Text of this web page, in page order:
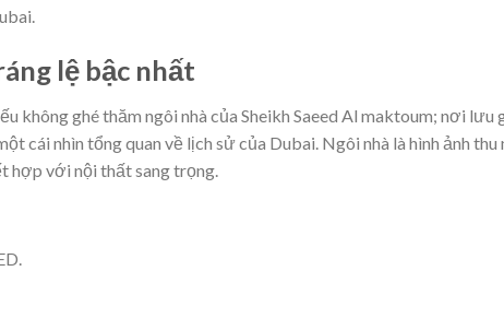
lệ bậc nhất
không ghé thăm ngôi nhà của Sheikh Saeed Al maktoum; nơi lưu
cái nhìn tổng quan về lịch sử của Dubai. Ngôi nhà là hình ảnh thu
hợp với nội thất sang trọng.